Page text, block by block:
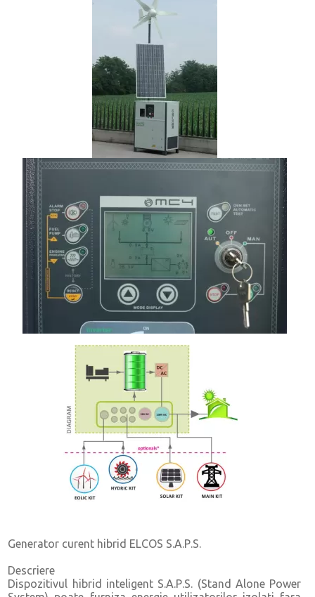
Generator curent hibrid ELCOS S.A.P.S.
Descriere
Dispozitivul hibrid inteligent S.A.P.S. (Stand Alone Power